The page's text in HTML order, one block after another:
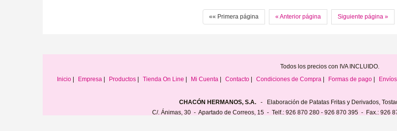
«« Primera página « Anterior página Siguiente página »
Todos los precios con IVA INCLUIDO.
Inicio
Empresa Productos Tienda On Line Mi Cuenta Contacto Condiciones de Compra Formas de pago Envíos
CHACÓN HERMANOS, S.A. - Elaboración de Patatas Fritas y Derivados,
C/. Ánimas, 30 - Apartado de Correos, 15 - Telf.: 926 870 280 - 926 870 395 - Fax.: 926